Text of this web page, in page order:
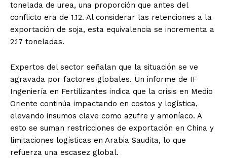
tonelada de urea, una proporción que antes del
conflicto era de 1.12. Al considerar las retenciones a la
exportación de soja, esta equivalencia se incrementa a
2.17 toneladas.
Expertos del sector señalan que la situación se ve
agravada por factores globales. Un informe de IF
Ingeniería en Fertilizantes indica que la crisis en Medio
Oriente continúa impactando en costos y logística,
elevando insumos clave como azufre y amoníaco. A
esto se suman restricciones de exportación en China y
limitaciones logísticas en Arabia Saudita, lo que
refuerza una escasez global.